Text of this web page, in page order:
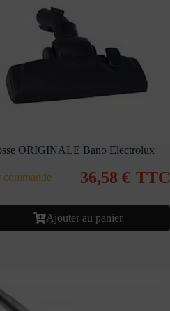
ORIGINALE Bano Electrolux
commande 36,58 € TTC
Ajouter au panier